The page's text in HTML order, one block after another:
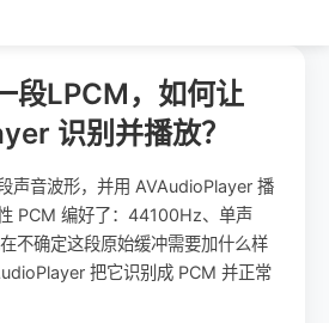
段LPCM，如何让
识别并播放？
声音波形，并用 AVAudioPlayer 播
PCM 编好了：44100Hz、单声
不确定这段原始缓冲需要加什么样
把它识别成 PCM 并正常